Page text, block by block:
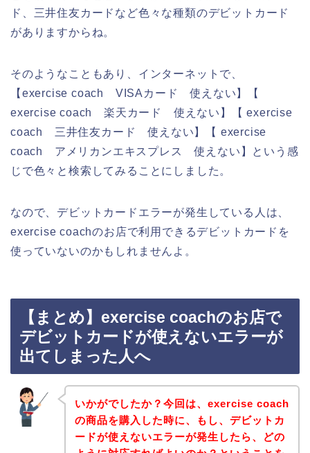
ド、三井住友カードなど色々な種類のデビットカード
がありますからね。
そのようなこともあり、インターネットで、
【exercise coach VISAカード 使えない】【
exercise coach 楽天カード 使えない】【 exercise
coach 三井住友カード 使えない】【 exercise
coach アメリカンエキスプレス 使えない】という感
じで色々と検索してみることにしました。
なので、デビットカードエラーが発生している人は、
exercise coachのお店で利用できるデビットカードを
使っていないのかもしれませんよ。
【まとめ】exercise coachのお店で
デビットカードが使えないエラーが
出てしまった人へ
いかがでしたか？今回は、exercise coach
の商品を購入した時に、もし、デビットカ
ードが使えないエラーが発生したら、どの